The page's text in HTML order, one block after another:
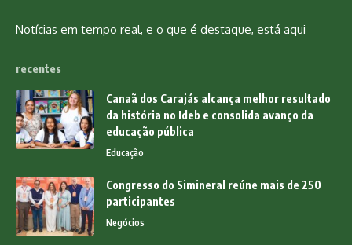
Notícias em tempo real, e o que é destaque, está aqui
recentes
Canaã dos Carajás alcança melhor resultado
da história no Ideb e consolida avanço da
educação pública
Educação
Congresso do Simineral reúne mais de 250
participantes
Negócios